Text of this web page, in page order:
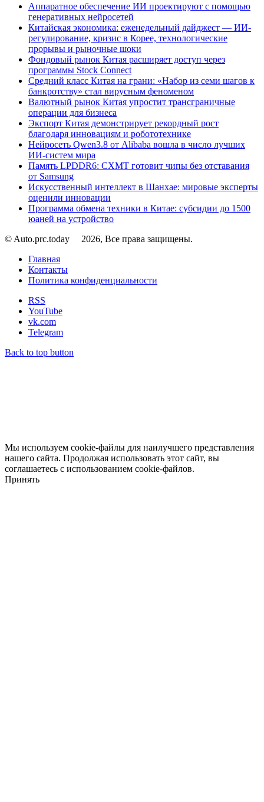
Аппаратное обеспечение ИИ проектируют с помощью
генеративных нейросетей
Китайская экономика: еженедельный дайджест — ИИ-
регулирование, кризис в Корее, технологические
прорывы и рыночные шоки
Фондовый рынок Китая расширяет доступ через
программы Stock Connect
Средний класс Китая на грани: «Набор из семи шагов к
банкротству» стал вирусным феноменом
Валютный рынок Китая упростит трансграничные
операции для бизнеса
Экспорт Китая демонстрирует рекордный рост
благодаря инновациям и робототехнике
Нейросеть Qwen3.8 от Alibaba вошла в число лучших
ИИ-систем мира
Память LPDDR6: CXMT готовит чипы без отставания
от Samsung
Искусственный интеллект в Шанхае: мировые эксперты
оценили инновации
Программа обмена техники в Китае: субсидии до 1500
юаней на устройство
© Auto.prc.today
2026, Все права защищены.
Главная
Контакты
Политика конфиденциальности
RSS
YouTube
vk.com
Telegram
Back to top button
Мы используем cookie-файлы для наилучшего представления
нашего сайта. Продолжая использовать этот сайт, вы
соглашаетесь с использованием cookie-файлов.
Принять